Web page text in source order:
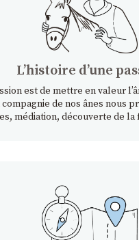
Lʼhistoire dʼune
est de mettre en valeur
compagnie de nos ânes nous
médiation, découverte de la